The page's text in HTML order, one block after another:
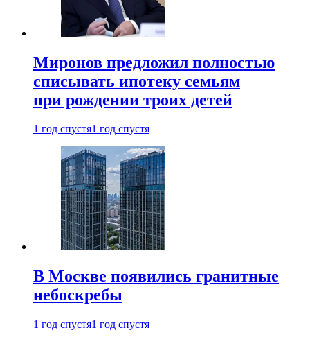
Миронов предложил полностью
списывать ипотеку семьям
при рождении троих детей
1 год спустя1 год спустя
В Москве появились гранитные
небоскребы
1 год спустя1 год спустя